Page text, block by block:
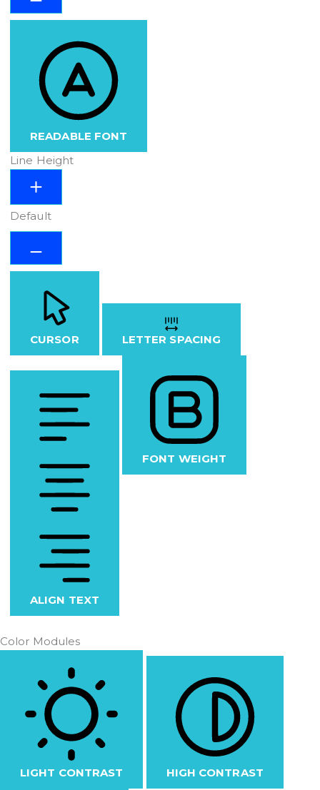
READABLE FONT
Line Height
Default
CURSOR LETTER SPACING
ALIGN TEXT
FONT WEIGHT
Color Modules
LIGHT CONTRAST HIGH CONTRAST